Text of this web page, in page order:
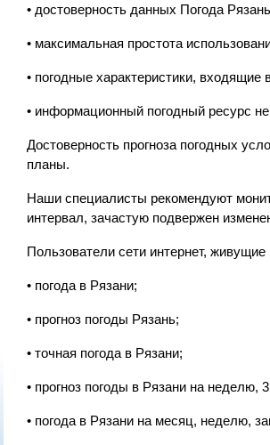
• достоверность данных Погода
• максимальная простота
• погодные характеристики,
• информационный погодный ресурс
Достоверность прогноза погодных
планы.
Наши специалисты рекомендуют
интервал, зачастую подвержен
Пользователи сети интернет,
• погода в Рязани;
• прогноз погоды Рязань;
• точная погода в Рязани;
• прогноз погоды в Рязани на неделю,
• погода в Рязани на месяц, неделю,